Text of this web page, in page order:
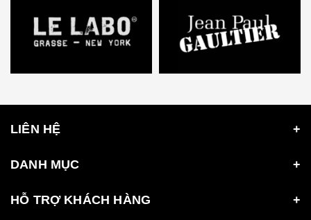
LIÊN HỆ
DANH MỤC
HỖ TRỢ KHÁCH HÀNG